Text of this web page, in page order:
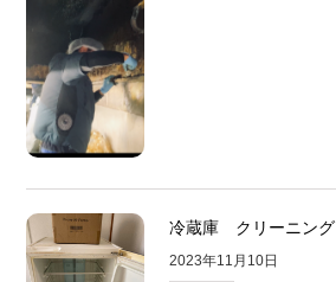
冷蔵庫 クリーニング
2023年11月10日